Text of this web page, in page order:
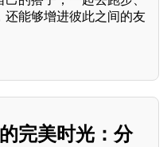
还能够增进彼此之间的友
完美时光：分